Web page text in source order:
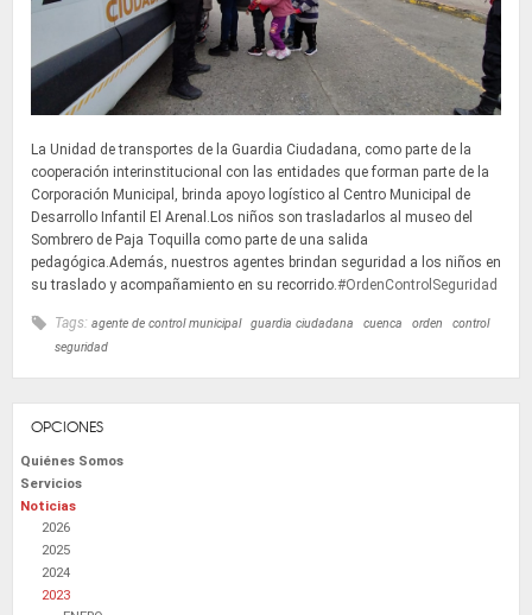
La Unidad de transportes de la Guardia Ciudadana, como parte de la
cooperación interinstitucional con las entidades que forman parte de la
Corporación Municipal, brinda apoyo logístico al Centro Municipal de
Desarrollo Infantil El Arenal.Los niños son trasladarlos al museo del
Sombrero de Paja Toquilla como parte de una salida
pedagógica.Además, nuestros agentes brindan seguridad a los niños en
su traslado y acompañamiento en su recorrido. #OrdenControlSeguridad
Tags: agente de control municipal guardia ciudadana cuenca orden
control
seguridad
OPCIONES
Quiénes Somos
Servicios
Noticias
2026
2025
2024
2023